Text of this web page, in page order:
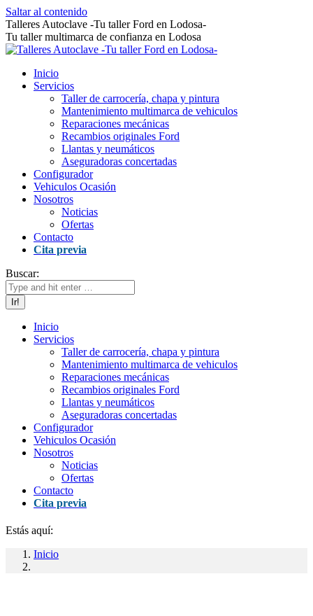
Saltar al contenido
Talleres Autoclave -Tu taller Ford en Lodosa-
Tu taller multimarca de confianza en Lodosa
Inicio
Servicios
Taller de carrocería, chapa y pintura
Mantenimiento multimarca de vehiculos
Reparaciones mecánicas
Recambios originales Ford
Llantas y neumáticos
Aseguradoras concertadas
Configurador
Vehiculos Ocasión
Nosotros
Noticias
Ofertas
Contacto
Cita previa
Buscar:
Inicio
Servicios
Taller de carrocería, chapa y pintura
Mantenimiento multimarca de vehiculos
Reparaciones mecánicas
Recambios originales Ford
Llantas y neumáticos
Aseguradoras concertadas
Configurador
Vehiculos Ocasión
Nosotros
Noticias
Ofertas
Contacto
Cita previa
Estás aquí:
Inicio